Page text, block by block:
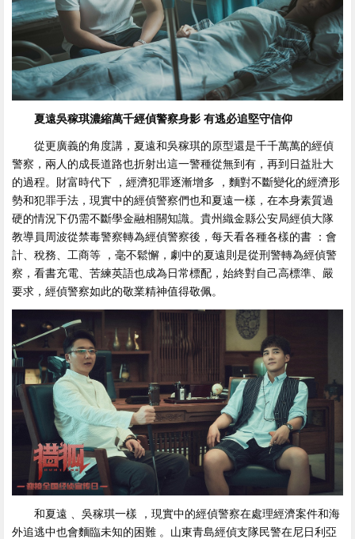
夏遠吳稼琪濃縮萬千經偵警察身影 有逃必追堅守信仰
從更廣義的角度講 ，夏遠和吳稼琪的原型還是千千萬萬的經偵
警察，兩人的成長道路也折射出這一警種從無到有，再到日益壯大
的過程 。財富時代下  ，經濟犯罪逐漸增多  ，麵對不斷變化的經濟形
勢和犯罪手法 ，現實中的經偵警察們也和夏遠一樣，在本身素質過
硬的情況下仍需不斷學金融相關知識 。貴州織金縣公安局經偵大隊
教導員周波從禁毒警察轉為經偵警察後 ，每天看各種各樣的書 ：會
計、稅務、工商等 ，毫不鬆懈，劇中的夏遠則是從刑警轉為經偵警
察 ，看書充電、苦練英語也成為日常標配，始終對自己高標準、嚴
要求，經偵警察如此的敬業精神值得敬佩。
和夏遠 、吳稼琪一樣 ，現實中的經偵警察在處理經濟案件和海
外追逃中也會麵臨未知的困難 。山東青島經偵支隊民警在尼日利亞